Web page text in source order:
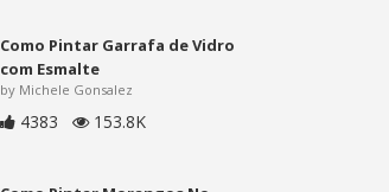
Como Pintar Garrafa de Vidro
com Esmalte
by Michele Gonsalez
4383 153.8K